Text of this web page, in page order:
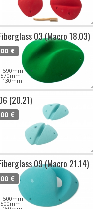
03 (Macro 18.03)
€
590mm
130mm
(20.21)
€
09 (Macro 21.14)
€
500mm